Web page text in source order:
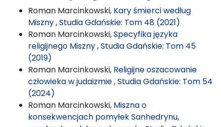
Roman Marcinkowski, Kary śmierci według
Miszny,Studia Gdańskie: Tom 48 (2021)
Roman Marcinkowski,Specyfika języka
religijnego Miszny,Studia Gdańskie: Tom 45
(2019)
Roman Marcinkowski, Religijne oszacowanie
człowieka w judaizmie,Studia Gdańskie: Tom 54
(2024)
Roman Marcinkowski, Miszna o
konsekwencjach pomyłek Sanhedrynu,